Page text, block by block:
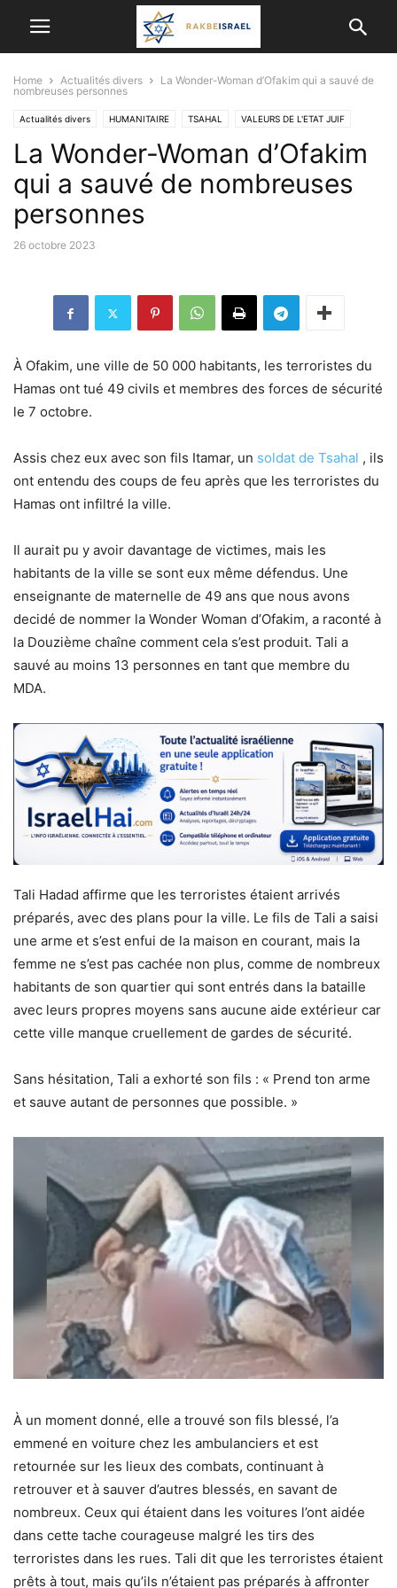
Home Actualités divers
La Wonder-Woman d’Ofakim qui a sauvé de
nombreuses personnes
Actualités divers HUMANITAIRE TSAHAL VALEURS DE L'ETAT JUIF
VIE EN ISRAËL
La Wonder-Woman d’Ofakim
qui a sauvé de nombreuses
personnes
26 octobre 2023
À Ofakim, une ville de 50 000 habitants, les terroristes du
Hamas ont tué 49 civils et membres des forces de sécurité
le 7 octobre.
Assis chez eux avec son fils Itamar, un soldat de Tsahal , ils
ont entendu des coups de feu après que les terroristes du
Hamas ont infiltré la ville.
Il aurait pu y avoir davantage de victimes, mais les
habitants de la ville se sont eux même défendus. Une
enseignante de maternelle de 49 ans que nous avons
decidé de nommer la Wonder Woman d’Ofakim, a raconté à
la Douzième chaîne comment cela s’est produit. Tali a
sauvé au moins 13 personnes en tant que membre du
MDA.
Tali Hadad affirme que les terroristes étaient arrivés
préparés, avec des plans pour la ville. Le fils de Tali a saisi
une arme et s’est enfui de la maison en courant, mais la
femme ne s’est pas cachée non plus, comme de nombreux
habitants de son quartier qui sont entrés dans la bataille
avec leurs propres moyens sans aucune aide extérieur car
cette ville manque cruellement de gardes de sécurité.
Sans hésitation, Tali a exhorté son fils : « Prend ton arme
et sauve autant de personnes que possible. »
À un moment donné, elle a trouvé son fils blessé, l’a
emmené en voiture chez les ambulanciers et est
retournée sur les lieux des combats, continuant à
retrouver et à sauver d’autres blessés, en savant de
nombreux. Ceux qui étaient dans les voitures l’ont aidée
dans cette tache courageuse malgré les tirs des
terroristes dans les rues. Tali dit que les terroristes étaient
prêts à tout, mais qu’ils n’étaient pas préparés à affronter